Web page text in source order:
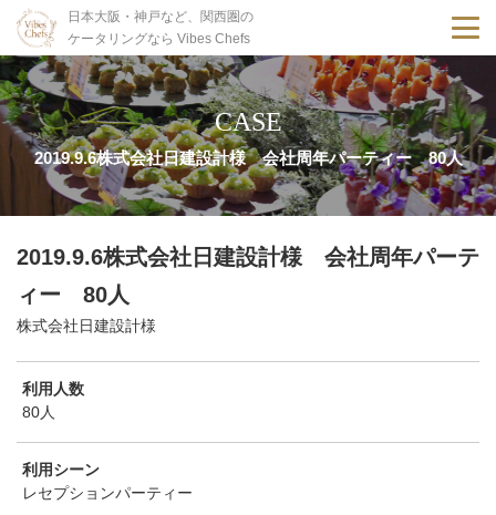
日本大阪・神戸など、関西圏の
ケータリングなら Vibes Chefs
CASE
2019.9.6株式会社日建設計様 会社周年パーティー 80人
2019.9.6株式会社日建設計様 会社周年パーテ
ィー 80人
株式会社日建設計様
利用人数
80人
利用シーン
レセプションパーティー